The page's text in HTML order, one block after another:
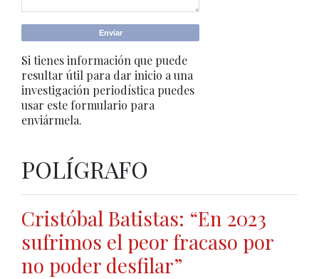
Si tienes información que puede
resultar útil para dar inicio a una
investigación periodística puedes
usar este formulario para
enviármela.
POLÍGRAFO
Cristóbal Batistas: “En 2023
sufrimos el peor fracaso por
no poder desfilar”